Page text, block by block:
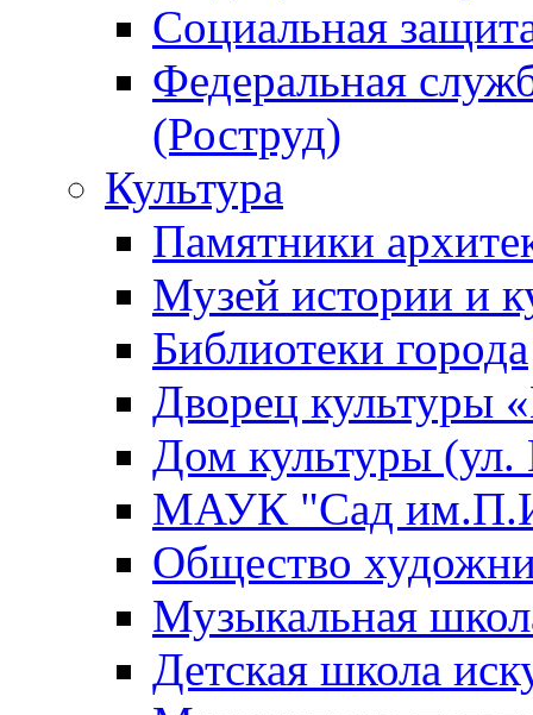
Социальная
Федеральная
(Роструд)
Культура
Памятники
Музей истории и
Библиотеки города
Дворец культуры
Дом культуры (ул.
МАУК "Сад
Общество
Музыкальная
Детская школа